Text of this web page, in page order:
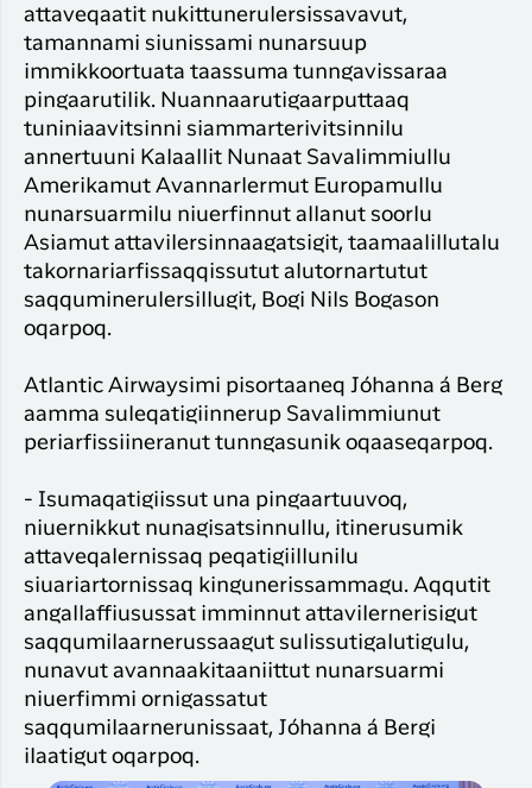
attaveqaatit nukittunerulersissavavut,
tamannami siunissami nunarsuup
immikkoortuata taassuma tunngavissaraa
pingaarutilik. Nuannaarutigaarputtaaq
tuniniaavitsinni siammarterivitsinnilu
annertuuni Kalaallit Nunaat Savalimmiullu
Amerikamut Avannarlermut Europamullu
nunarsuarmilu niuerfinnut allanut soorlu
Asiamut attavilersinnaagatsigit, taamaalillutalu
takornariarfissaqqissutut alutornartutut
saqquminerulersillugit, Bogi Nils Bogason
oqarpoq.
Atlantic Airwaysimi pisortaaneq Jóhanna á Berg
aamma suleqatigiinnerup Savalimmiunut
periarfissiineranut tunngasunik oqaaseqarpoq.
- Isumaqatigiissut una pingaartuuvoq,
niuernikkut nunagisatsinnullu, itinerusumik
attaveqalernissaq peqatigiillunilu
siuariartornissaq kingunerissammagu. Aqqutit
angallaffiusussat imminnut attavilernerisigut
saqqumilaarnerussaagut sulissutigalutigulu,
nunavut avannaakitaaniittut nunarsuarmi
niuerfimmi ornigassatut
saqqumilaarnerunissaat, Jóhanna á Bergi
ilaatigut oqarpoq.